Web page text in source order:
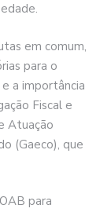
em comum,
para o
a importância
Fiscal e
Atuação
(Gaeco), que
para